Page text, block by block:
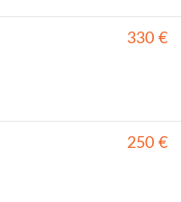
330 €
250 €